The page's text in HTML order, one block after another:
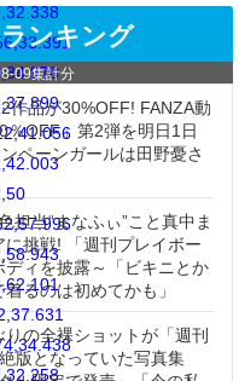
ンキング
09集計分
作品が30%OFF! FANZA動
％OFF」第2弾を明日1日
ペーンガールは田野憂さ
担当“まなふぃ”こと真中ま
挑戦! 「週刊プレイボー
ィを披露～「ビキニとか
るのは初めてかも」
の全裸ショットが「週刊
版となっていた写真集